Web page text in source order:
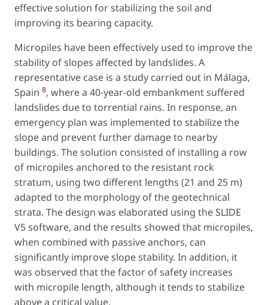
effective solution for stabilizing the soil and
improving its bearing capacity.
Micropiles have been effectively used to improve the
stability of slopes affected by landslides. A
representative case is a study carried out in Málaga,
Spain 8, where a 40-year-old embankment suffered
landslides due to torrential rains. In response, an
emergency plan was implemented to stabilize the
slope and prevent further damage to nearby
buildings. The solution consisted of installing a row
of micropiles anchored to the resistant rock
stratum, using two different lengths (21 and 25 m)
adapted to the morphology of the geotechnical
strata. The design was elaborated using the SLIDE
V5 software, and the results showed that micropiles,
when combined with passive anchors, can
significantly improve slope stability. In addition, it
was observed that the factor of safety increases
with micropile length, although it tends to stabilize
above a critical value.